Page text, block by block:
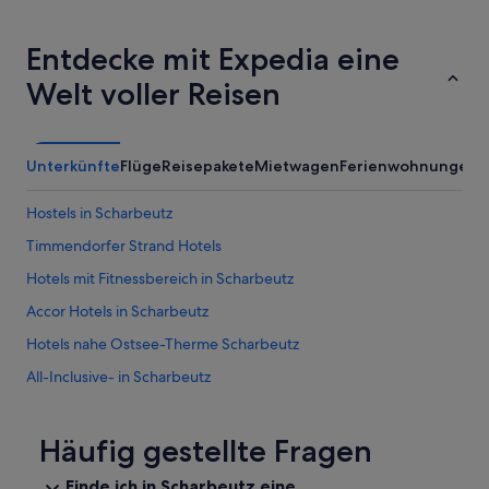
Entdecke mit Expedia eine
Welt voller Reisen
UnterkünfteFlügeReisepaketeMietwagenFerienwohnungen
Hostels in Scharbeutz
Timmendorfer Strand Hotels
Hotels mit Fitnessbereich in Scharbeutz
Accor Hotels in Scharbeutz
Hotels nahe Ostsee-Therme Scharbeutz
All-Inclusive- in Scharbeutz
Hotels mit Wellnessbereich in Scharbeutz
Häufig gestellte Fragen